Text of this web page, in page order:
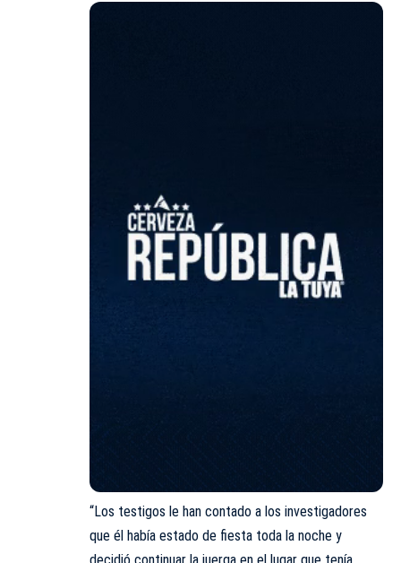
“Los testigos le han contado a los investigadores
que él había estado de fiesta toda la noche y